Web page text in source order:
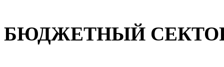
БЮДЖЕТНЫЙ